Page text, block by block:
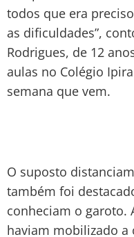
todos que era
as dificuldades”,
Rodrigues, de 12
aulas no Colégio
semana que vem.
O suposto
também foi
conheciam o garoto.
haviam mobilizado a